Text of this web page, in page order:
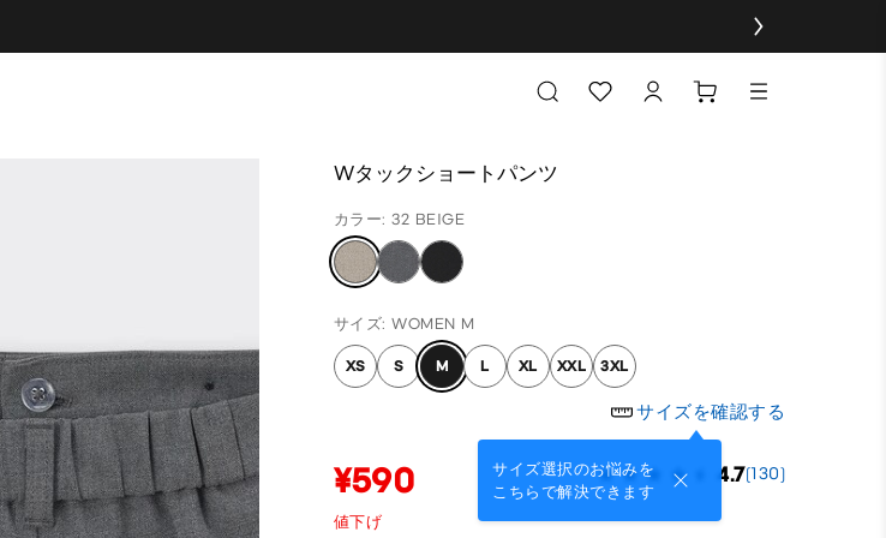
Wタックショートパンツ
カラー: 32 BEIGE
サイズ: WOMEN M
XS S M L XL XXL 3XL
サイズを確認する
サイズ選択のお悩みを
こちらで解決できます
¥590 4.7(130)
値下げ